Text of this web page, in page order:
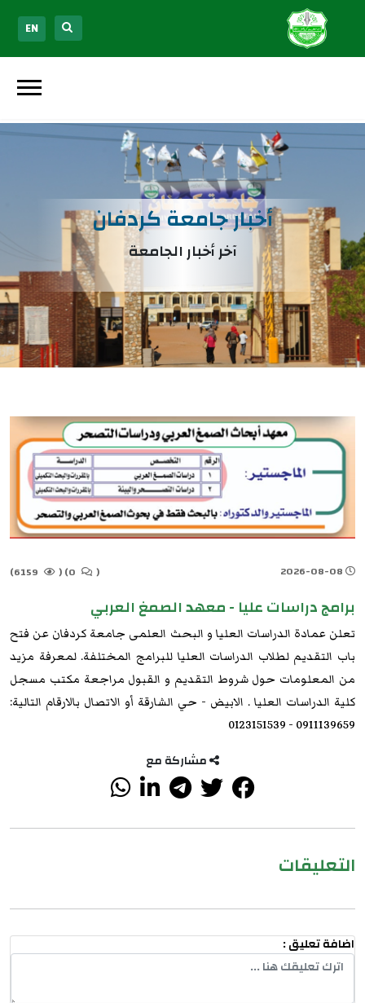
EN
أخبار جامعة كردفان
آخر أخبار الجامعة
(
(
برامج دراسات عليا - معهد الصمغ العربي
تعلن عمادة الدراسات العليا و البحث العلمى جامعة كردفان عن فتح
باب التقديم لطلاب الدراسات العليا للبرامج المختلفة. لمعرفة مزيد
من المعلومات حول شروط التقديم و القبول مراجعة مكتب مسجل
كلية الدراسات العليا . الابيض - حي الشارقة أو الاتصال بالارقام التالية:
0911139659 - 0123151539
مشاركة مع
التعليقات
اضافة تعليق :